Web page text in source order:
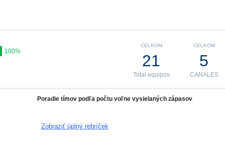
100%
CELKOM
5
CANALES
CELKOM
21
Total equipos
Poradie tímov podľa počtu voľne vysielaných zápasov
Zobraziť úplný rebríček